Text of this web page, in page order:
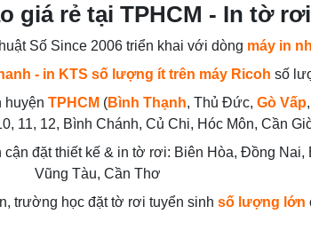
giá rẻ tại TPHCM - In tờ
Số Since 2006 triển khai với dòng máy in
- in KTS số lượng ít trên máy Ricoh số
huyện TPHCM (Bình Thạnh, Thủ Đức, Gò Vấp
11, 12, Bình Chánh, Củ Chi, Hóc Môn, Cần
đặt thiết kế & in tờ rơi: Biên Hòa, Đồng
Vũng Tàu, Cần Thơ
trường học đặt tờ rơi tuyển sinh số lượng lớn